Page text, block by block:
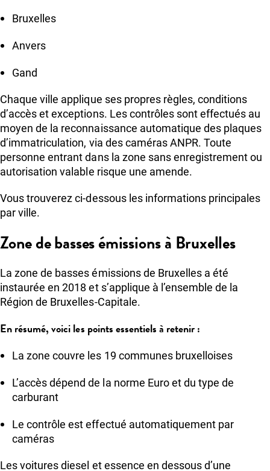
Bruxelles
Anvers
Gand
Chaque ville applique ses propres règles, conditions
d’accès et exceptions. Les contrôles sont effectués au
moyen de la reconnaissance automatique des plaques
d’immatriculation, via des caméras ANPR. Toute
personne entrant dans la zone sans enregistrement ou
autorisation valable risque une amende.
Vous trouverez ci-dessous les informations principales
par ville.
Zone de basses émissions à Bruxelles
La zone de basses émissions de Bruxelles a été
instaurée en 2018 et s’applique à l’ensemble de la
Région de Bruxelles-Capitale.
En résumé, voici les points essentiels à retenir :
La zone couvre les 19 communes bruxelloises
L’accès dépend de la norme Euro et du type de
carburant
Le contrôle est effectué automatiquement par
caméras
Les voitures diesel et essence en dessous d’une